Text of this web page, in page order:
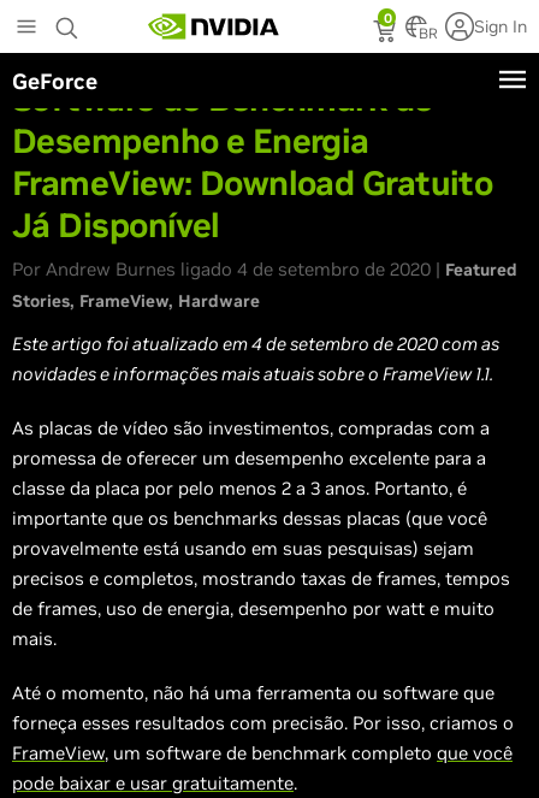
to
main
content
0
BR Sign In
GeForce
Software de Benchmark de
Desempenho e Energia
FrameView: Download Gratuito
Já Disponível
Por Andrew Burnes ligado 4 de setembro de 2020 | Featured
Stories FrameView Hardware
Este artigo foi atualizado em 4 de setembro de 2020 com as
novidades e informações mais atuais sobre o FrameView 1.1.
As placas de vídeo são investimentos, compradas com a
promessa de oferecer um desempenho excelente para a
classe da placa por pelo menos 2 a 3 anos. Portanto, é
importante que os benchmarks dessas placas (que você
provavelmente está usando em suas pesquisas) sejam
precisos e completos, mostrando taxas de frames, tempos
de frames, uso de energia, desempenho por watt e muito
mais.
Até o momento, não há uma ferramenta ou software que
forneça esses resultados com precisão. Por isso, criamos o
FrameView, um software de benchmark completo que você
pode baixar e usar gratuitamente.